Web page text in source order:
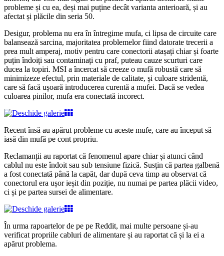
probleme și cu ea, deși mai puține decât varianta anterioară, și au
afectat și plăcile din seria 50.
Desigur, problema nu era în întregime mufa, ci lipsa de circuite care
balansează sarcina, majoritatea problemelor fiind datorate trecerii a
prea mult amperaj, motiv pentru care conectorii atașați chiar și foarte
puțin îndoiți sau contaminați cu praf, puteau cauze scurturi care
ducea la topiri. MSI a încercat să creeze o mufă robustă care să
minimizeze efectul, prin materiale de calitate, și culoare stridentă,
care să facă ușoară introducerea curentă a mufei. Dacă se vedea
culoarea pinilor, mufa era conectată incorect.
Recent însă au apărut probleme cu aceste mufe, care au început să
iasă din mufă pe cont propriu.
Reclamanții au raportat că fenomenul apare chiar și atunci când
cablul nu este îndoit sau sub tensiune fizică. Susțin că partea galbenă
a fost conectată până la capăt, dar după ceva timp au observat că
conectorul era ușor ieșit din poziție, nu numai pe partea plăcii video,
ci și pe partea sursei de alimentare.
În urma rapoartelor de pe pe Reddit, mai multe persoane și-au
verificat propriile cabluri de alimentare și au raportat că și la ei a
apărut problema.